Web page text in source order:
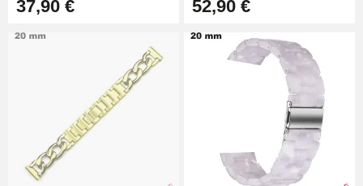
37,90 € 52,90 €